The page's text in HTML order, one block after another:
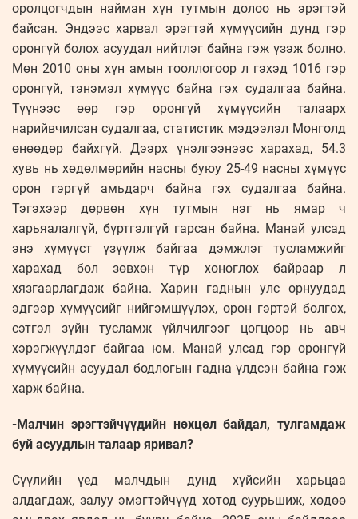
оролцогчдын найман хүн тутмын долоо нь эрэгтэй
байсан. Эндээс харвал эрэгтэй хүмүүсийн дунд гэр
оронгүй болох асуудал нийтлэг байна гэж үзэж болно.
Мөн 2010 оны хүн амын тооллогоор л гэхэд 1016 гэр
оронгүй, тэнэмэл хүмүүс байна гэх судалгаа байна.
Түүнээс өөр гэр оронгүй хүмүүсийн талаарх
нарийвчилсан судалгаа, статистик мэдээлэл Монголд
өнөөдөр байхгүй. Дээрх үнэлгээнээс харахад, 54.3
хувь нь хөдөлмөрийн насны буюу 25-49 насны хүмүүс
орон гэргүй амьдарч байна гэх судалгаа байна.
Тэгэхээр дөрвөн хүн тутмын нэг нь ямар ч
харьяалалгүй, бүртгэлгүй гарсан байна. Манай улсад
энэ хүмүүст үзүүлж байгаа дэмжлэг тусламжийг
харахад бол зөвхөн түр хоноглох байраар л
хязгаарлагдаж байна. Харин гаднын улс орнуудад
эдгээр хүмүүсийг нийгэмшүүлэх, орон гэртэй болгох,
сэтгэл зүйн тусламж үйлчилгээг цогцоор нь авч
хэрэгжүүлдэг байгаа юм. Манай улсад гэр оронгүй
хүмүүсийн асуудал бодлогын гадна үлдсэн байна гэж
харж байна.
-Малчин эрэгтэйчүүдийн нөхцөл байдал, тулгамдаж
буй асуудлын талаар яривал?
Сүүлийн үед малчдын дунд хүйсийн харьцаа
алдагдаж, залуу эмэгтэйчүүд хотод суурьшиж, хөдөө